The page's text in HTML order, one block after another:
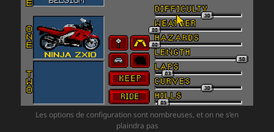
Les options de configuration sont nombreuses, et on ne s’en
plaindra pas